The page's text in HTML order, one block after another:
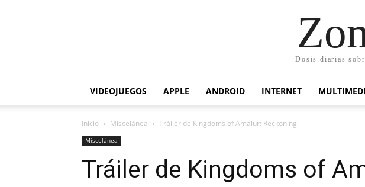
Dosis diarias
VIDEOJUEGOS APPLE ANDROID INTERNET
Inicio Miscelánea Tráiler de Kingdoms of Amalur: Reckoning
Miscelánea
Tráiler de Kingdoms of